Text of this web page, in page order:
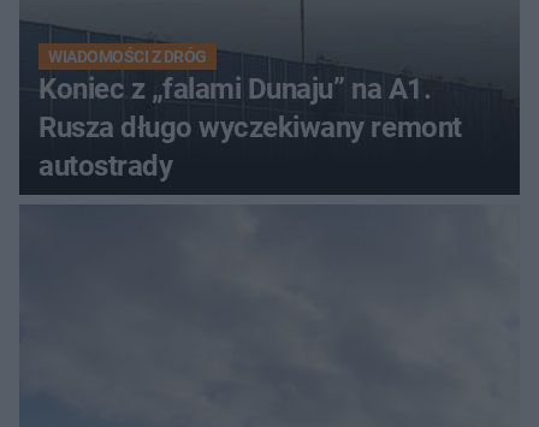
WIADOMOŚCI Z DRÓG
Koniec z „falami Dunaju” na A1.
Rusza długo wyczekiwany remont
autostrady